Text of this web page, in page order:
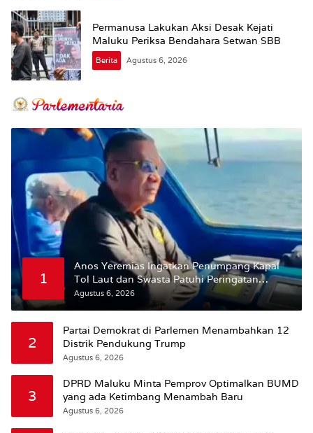
Permanusa Lakukan Aksi Desak Kejati
Maluku Periksa Bendahara Setwan SBB
Berita Agustus 6, 2026
1
Anos Yeremias Ingatkan Penumpang Kapal
Tol Laut dan Swasta Patuhi Peringatan
BMKG
Agustus 6, 2026
2
Partai Demokrat di Parlemen Menambahkan 12
Distrik Pendukung Trump
Agustus 6, 2026
3
DPRD Maluku Minta Pemprov Optimalkan BUMD
yang ada Ketimbang Menambah Baru
Agustus 6, 2026